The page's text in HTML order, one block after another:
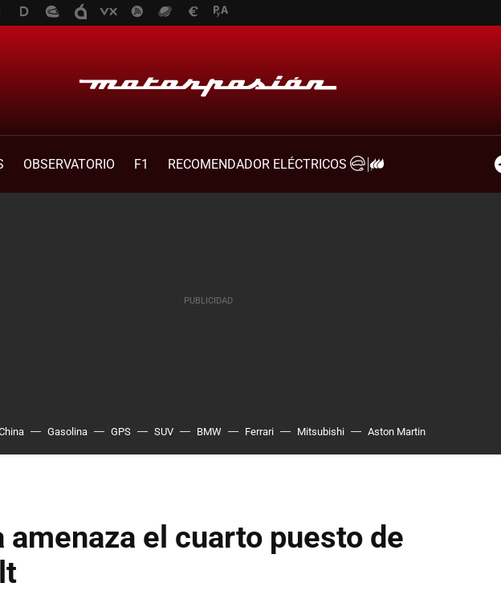
OBSERVATORIO F1
RECOMENDADOR ELÉCTRICOS
Gasolina GPS SUV BMW Ferrari Mitsubishi Aston Martin
amenaza el cuarto puesto de